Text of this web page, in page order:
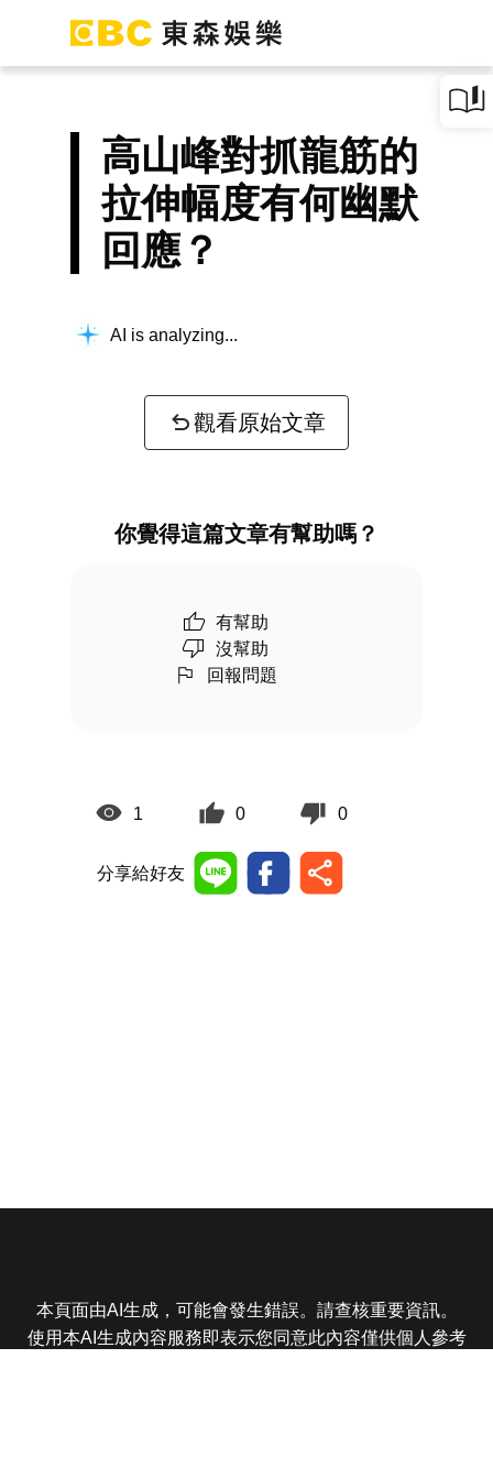
高山峰對抓龍筋的
拉伸幅度有何幽默
回應？
AI is analyzing...
觀看原始文章
你覺得這篇文章有幫助嗎？
有幫助
沒幫助
回報問題
1 0 0
分享給好友
本頁面由AI生成，可能會發生錯誤。請查核重要資訊。
使用本AI生成內容服務即表示您同意此內容僅供個人參考